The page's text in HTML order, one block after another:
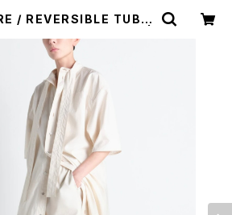
/ REVERSIBLE TUBE
LA VILLA ROUGE